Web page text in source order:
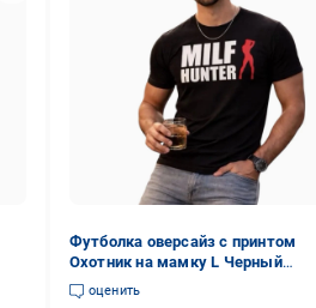
Футболка оверсайз с принтом
Охотник на мамку L Черный
(35681133)
оценить